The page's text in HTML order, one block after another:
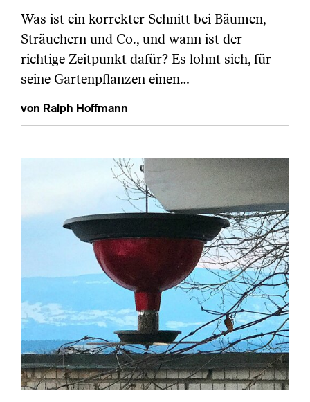
Was ist ein korrekter Schnitt bei Bäumen,
Sträuchern und Co., und wann ist der
richtige Zeitpunkt dafür? Es lohnt sich, für
seine Gartenpflanzen einen…
von Ralph Hoffmann